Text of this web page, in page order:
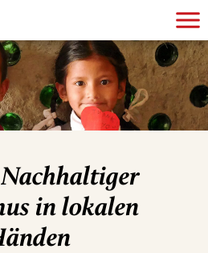
in lokalen